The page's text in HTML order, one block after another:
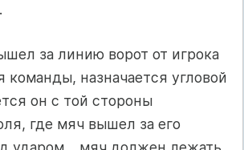
за линию ворот от игрока
назначается угловой
он с той стороны
где мяч вышел за его